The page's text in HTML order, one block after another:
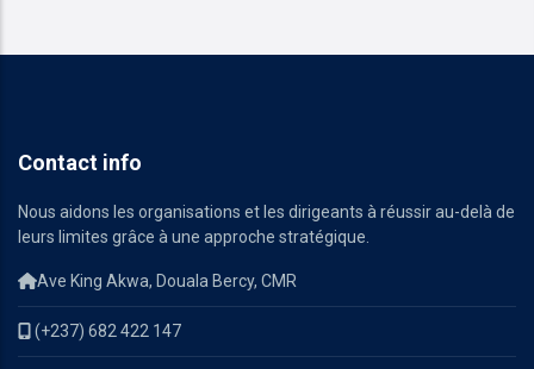
Contact info
Nous aidons les organisations et les dirigeants à réussir au-delà de
leurs limites grâce à une approche stratégique.
Ave King Akwa, Douala Bercy, CMR
(+237) 682 422 147